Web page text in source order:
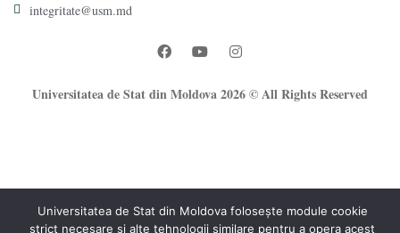
integritate@usm.md
Universitatea de Stat din Moldova 2026 © All Rights Reserved
Universitatea de Stat din Moldova folosește module cookie
strict necesare și alte tehnologii similare pentru a opera acest